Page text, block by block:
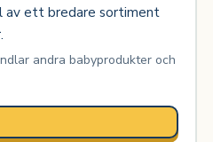
av ett bredare sortiment
andra babyprodukter och